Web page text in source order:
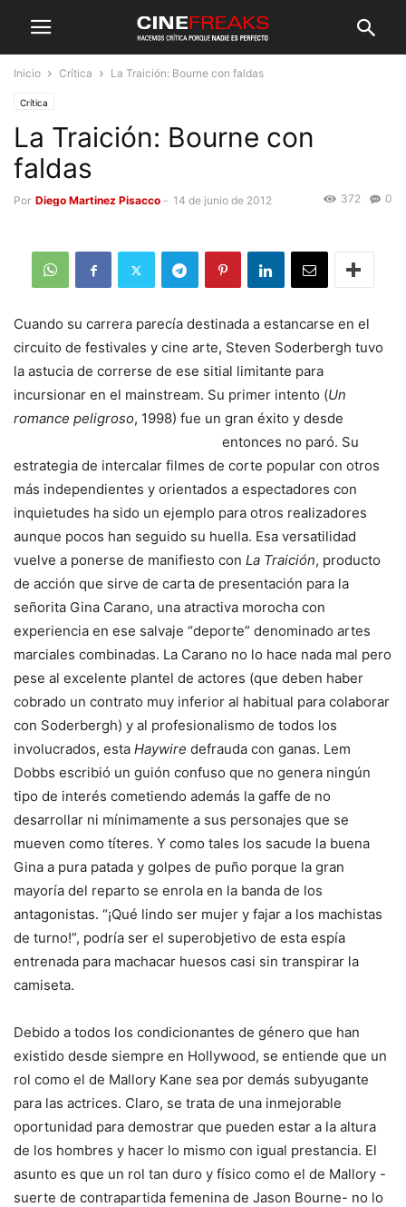
Inicio Crítica La Traición: Bourne con faldas
Crítica
La Traición: Bourne con
faldas
Por Diego Martinez Pisacco - 14 de junio de 2012 0
372
Cuando su carrera parecía destinada a estancarse en el
circuito de festivales y cine arte, Steven Soderbergh tuvo
la astucia de correrse de ese sitial limitante para
incursionar en el mainstream. Su primer intento (Un
romance peligroso, 1998) fue un gran éxito y desde
entonces no paró. Su
estrategia de intercalar filmes de corte popular con otros
más independientes y orientados a espectadores con
inquietudes ha sido un ejemplo para otros realizadores
aunque pocos han seguido su huella. Esa versatilidad
vuelve a ponerse de manifiesto con La Traición, producto
de acción que sirve de carta de presentación para la
señorita Gina Carano, una atractiva morocha con
experiencia en ese salvaje “deporte” denominado artes
marciales combinadas. La Carano no lo hace nada mal pero
pese al excelente plantel de actores (que deben haber
cobrado un contrato muy inferior al habitual para colaborar
con Soderbergh) y al profesionalismo de todos los
involucrados, esta Haywire defrauda con ganas. Lem
Dobbs escribió un guión confuso que no genera ningún
tipo de interés cometiendo además la gaffe de no
desarrollar ni mínimamente a sus personajes que se
mueven como títeres. Y como tales los sacude la buena
Gina a pura patada y golpes de puño porque la gran
mayoría del reparto se enrola en la banda de los
antagonistas. “¡Qué lindo ser mujer y fajar a los machistas
de turno!”, podría ser el superobjetivo de esta espía
entrenada para machacar huesos casi sin transpirar la
camiseta.
Debido a todos los condicionantes de género que han
existido desde siempre en Hollywood, se entiende que un
rol como el de Mallory Kane sea por demás subyugante
para las actrices. Claro, se trata de una inmejorable
oportunidad para demostrar que pueden estar a la altura
de los hombres y hacer lo mismo con igual prestancia. El
asunto es que un rol tan duro y físico como el de Mallory -
suerte de contrapartida femenina de Jason Bourne- no lo